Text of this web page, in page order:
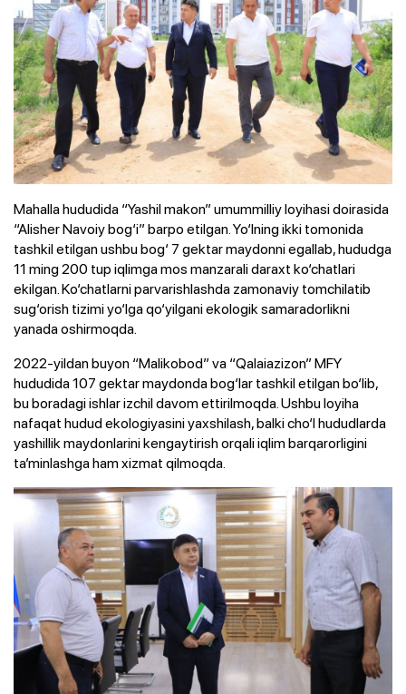
Mahalla hududida “Yashil makon” umummilliy loyihasi doirasida
“Alisher Navoiy bog‘i” barpo etilgan. Yo‘lning ikki tomonida
tashkil etilgan ushbu bog‘ 7 gektar maydonni egallab, hududga
11 ming 200 tup iqlimga mos manzarali daraxt ko‘chatlari
ekilgan. Ko‘chatlarni parvarishlashda zamonaviy tomchilatib
sug‘orish tizimi yo‘lga qo‘yilgani ekologik samaradorlikni
yanada oshirmoqda.
2022-yildan buyon “Malikobod” va “Qalaiazizon” MFY
hududida 107 gektar maydonda bog‘lar tashkil etilgan bo‘lib,
bu boradagi ishlar izchil davom ettirilmoqda. Ushbu loyiha
nafaqat hudud ekologiyasini yaxshilash, balki cho‘l hududlarda
yashillik maydonlarini kengaytirish orqali iqlim barqarorligini
ta’minlashga ham xizmat qilmoqda.